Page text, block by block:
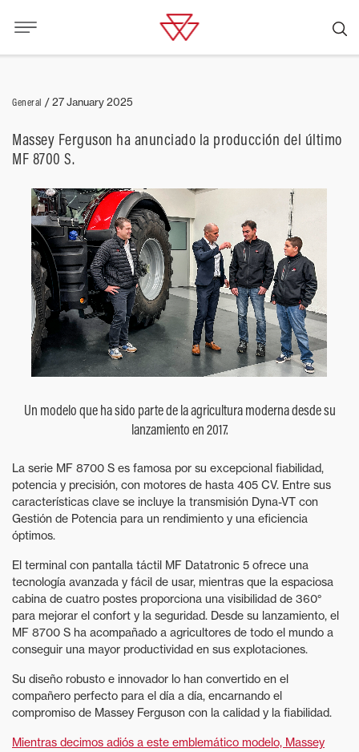
General /27 January 2025
Massey Ferguson ha anunciado la producción del último
MF 8700 S.
Un modelo que ha sido parte de la agricultura moderna desde su
lanzamiento en 2017.
La serie MF 8700 S es famosa por su excepcional fiabilidad,
potencia y precisión, con motores de hasta 405 CV. Entre sus
características clave se incluye la transmisión Dyna-VT con
Gestión de Potencia para un rendimiento y una eficiencia
óptimos.
El terminal con pantalla táctil MF Datatronic 5 ofrece una
tecnología avanzada y fácil de usar, mientras que la espaciosa
cabina de cuatro postes proporciona una visibilidad de 360°
para mejorar el confort y la seguridad. Desde su lanzamiento, el
MF 8700 S ha acompañado a agricultores de todo el mundo a
conseguir una mayor productividad en sus explotaciones.
Su diseño robusto e innovador lo han convertido en el
compañero perfecto para el día a día, encarnando el
compromiso de Massey Ferguson con la calidad y la fiabilidad.
Mientras decimos adiós a este emblemático modelo, Massey